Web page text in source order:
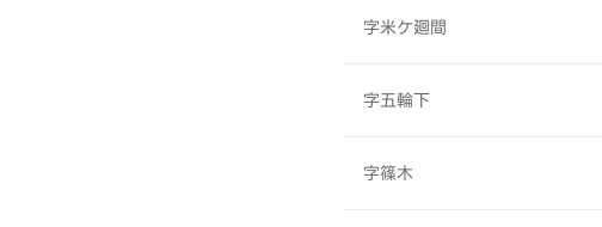
字米ケ廻間
字五輪下
字篠木